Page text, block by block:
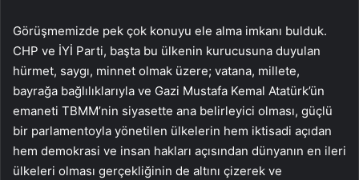
Görüşmemizde pek çok konuyu ele alma imkanı bulduk.
CHP ve İYİ Parti, başta bu ülkenin kurucusuna duyulan
hürmet, saygı, minnet olmak üzere; vatana, millete,
bayrağa bağlılıklarıyla ve Gazi Mustafa Kemal Atatürk’ün
emaneti TBMM’nin siyasette ana belirleyici olması, güçlü
bir parlamentoyla yönetilen ülkelerin hem iktisadi açıdan
hem demokrasi ve insan hakları açısından dünyanın en ileri
ülkeleri olması gerçekliğinin de altını çizerek ve